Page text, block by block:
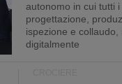
autonomo in cui tutti
progettazione,
ispezione e collaudo,
digitalmente